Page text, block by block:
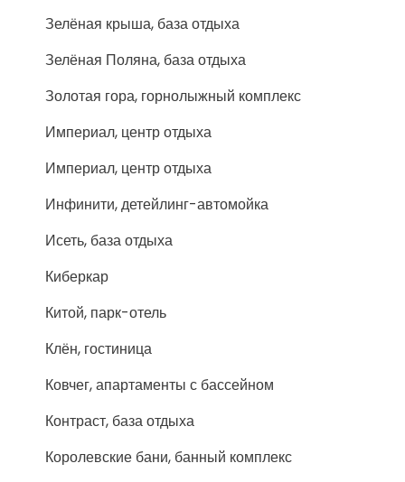
Зелёная крыша, база отдыха
Зелёная Поляна, база отдыха
Золотая гора, горнолыжный комплекс
Империал, центр отдыха
Империал, центр отдыха
Инфинити, детейлинг-автомойка
Исеть, база отдыха
Киберкар
Китой, парк-отель
Клён, гостиница
Ковчег, апартаменты с бассейном
Контраст, база отдыха
Королевские бани, банный комплекс